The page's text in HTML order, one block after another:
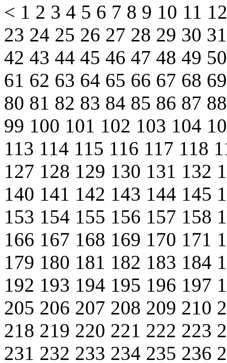
< 1 2 3 4 5 6 7 8 9 10 11
23 24 25 26 27 28 29 30
42 43 44 45 46 47 48 49
61 62 63 64 65 66 67 68
80 81 82 83 84 85 86 87
99 100 101 102 103 104
113 114 115 116 117 118
127 128 129 130 131 132
140 141 142 143 144 145
153 154 155 156 157 158
166 167 168 169 170 171
179 180 181 182 183 184
192 193 194 195 196 197
205 206 207 208 209 210
218 219 220 221 222 223
231 232 233 234 235 236